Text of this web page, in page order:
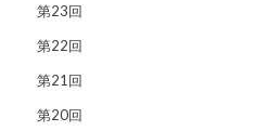
第23回
第22回
第21回
第20回